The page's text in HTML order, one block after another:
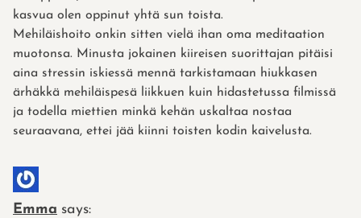
kasvua olen oppinut yhtä sun toista.
Mehiläishoito onkin sitten vielä ihan oma meditaation
muotonsa. Minusta jokainen kiireisen suorittajan pitäisi
aina stressin iskiessä mennä tarkistamaan hiukkasen
ärhäkkä mehiläispesä liikkuen kuin hidastetussa filmissä
ja todella miettien minkä kehän uskaltaa nostaa
seuraavana, ettei jää kiinni toisten kodin kaivelusta.
Emma says: